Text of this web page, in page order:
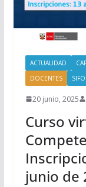
ACTUALIDAD
DOCENTES
20 junio, 2025
Curso
junio de